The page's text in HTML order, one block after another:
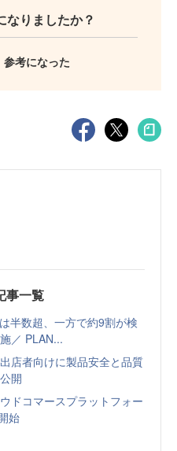
なりましたか？
参考になった
事一覧
半数超、一方で約9割が検
／ PLAN...
店者向けに製品安全と品質
開
ドコマースプラットフォー
始